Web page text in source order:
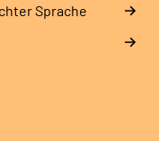
Sprache